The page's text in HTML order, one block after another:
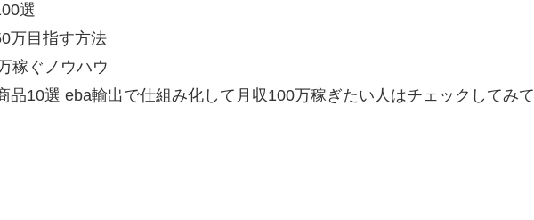
選
万目指す方法
稼ぐノウハウ
品10選 eba輸出で仕組み化して月収100万稼ぎたい人はチェックしてみて